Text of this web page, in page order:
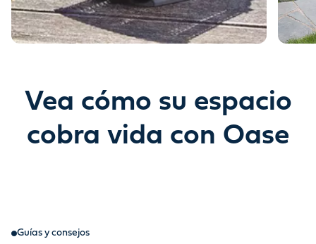
Vea cómo su espacio
cobra vida con Oase
Guías y consejos